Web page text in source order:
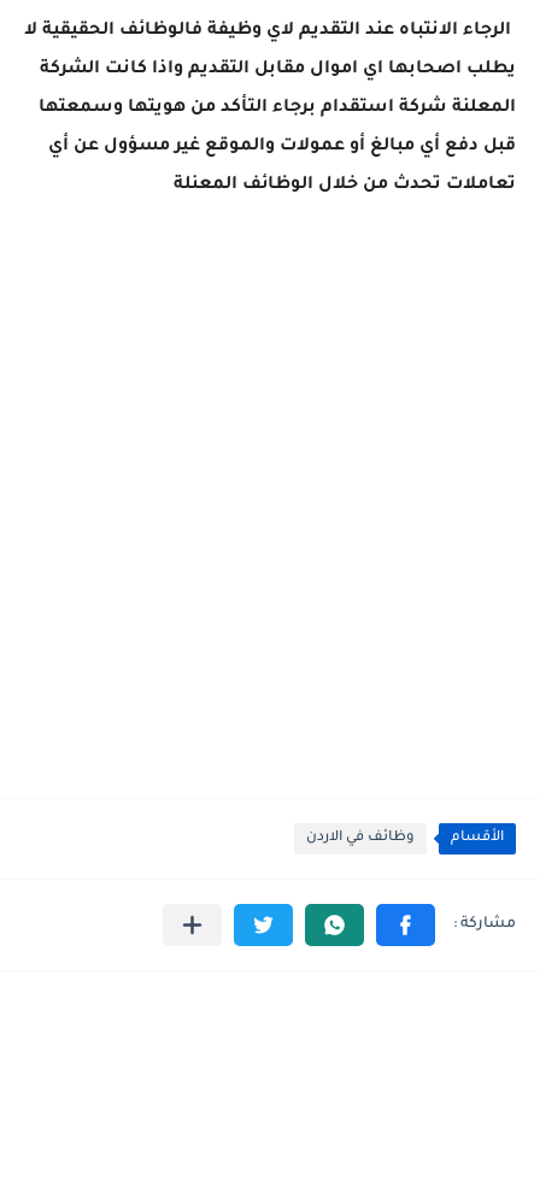
الرجاء الانتباه عند التقديم لاي وظيفة فالوظائف الحقيقية لا
يطلب اصحابها اي اموال مقابل التقديم واذا كانت الشركة
المعلنة شركة استقدام برجاء التأكد من هويتها وسمعتها
قبل دفع أي مبالغ أو عمولات والموقع غير مسؤول عن أي
تعاملات تحدث من خلال الوظائف المعنلة
الأقسام وظائف في الاردن